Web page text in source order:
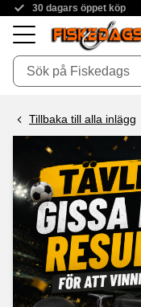
Meny
30 dagars öppet köp
Tillbaka till alla inlägg